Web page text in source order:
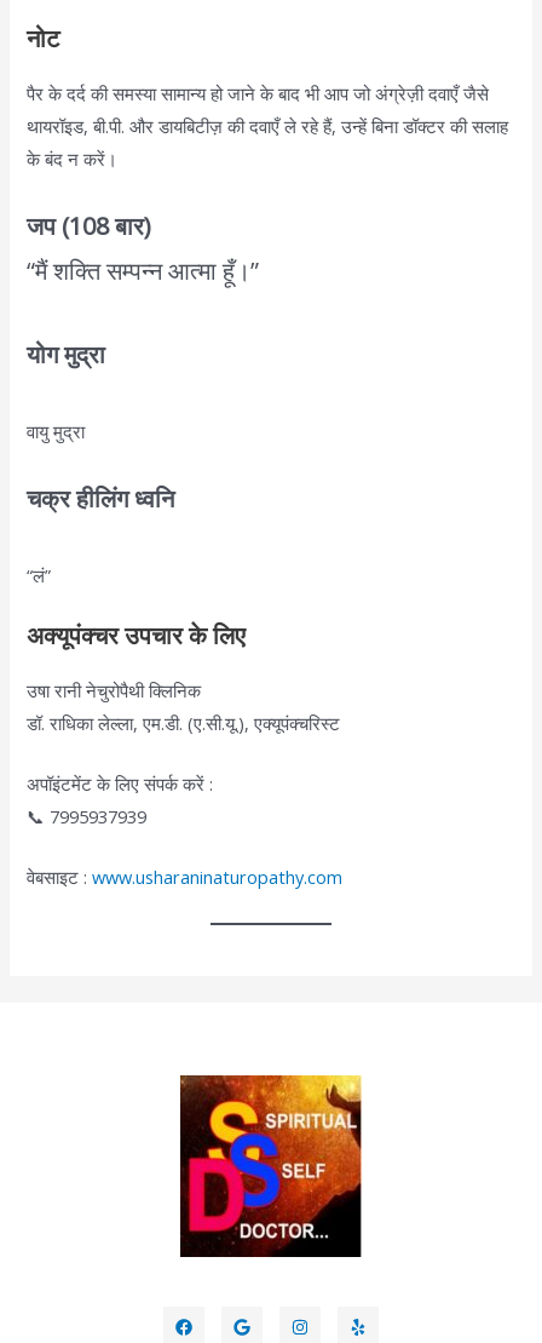
नोट
पैर के दर्द की समस्या सामान्य हो जाने के बाद भी आप जो अंग्रेज़ी दवाएँ जैसे
थायरॉइड, बी.पी. और डायबिटीज़ की दवाएँ ले रहे हैं, उन्हें बिना डॉक्टर की सलाह
के बंद न करें।
जप (108 बार)
“मैं शक्ति सम्पन्न आत्मा हूँ।”
योग मुद्रा
वायु मुद्रा
चक्र हीलिंग ध्वनि
“लं”
अक्यूपंक्चर उपचार के लिए
उषा रानी नेचुरोपैथी क्लिनिक
डॉ. राधिका लेल्ला, एम.डी. (ए.सी.यू.), एक्यूपंक्चरिस्ट
अपॉइंटमेंट के लिए संपर्क करें :
📞 7995937939
वेबसाइट : www.usharaninaturopathy.com